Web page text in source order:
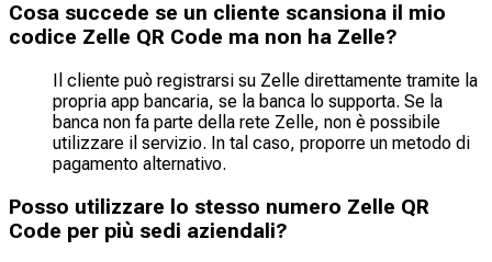
Cosa succede se un cliente scansiona il mio
codice Zelle QR Code ma non ha Zelle?
Il cliente può registrarsi su Zelle direttamente tramite la
propria app bancaria, se la banca lo supporta. Se la
banca non fa parte della rete Zelle, non è possibile
utilizzare il servizio. In tal caso, proporre un metodo di
pagamento alternativo.
Posso utilizzare lo stesso numero Zelle QR
Code per più sedi aziendali?